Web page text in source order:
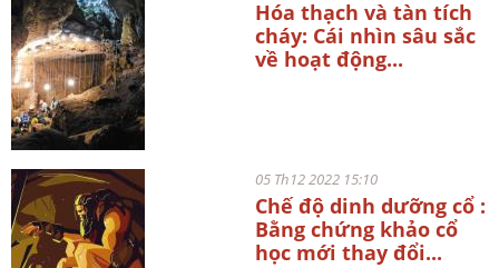
Hóa thạch và tàn tích
cháy: Cái nhìn sâu sắc
về hoạt động...
05 Th12 2022 15:10
Chế độ dinh dưỡng cổ :
Bằng chứng khảo cổ
học mới thay đổi...